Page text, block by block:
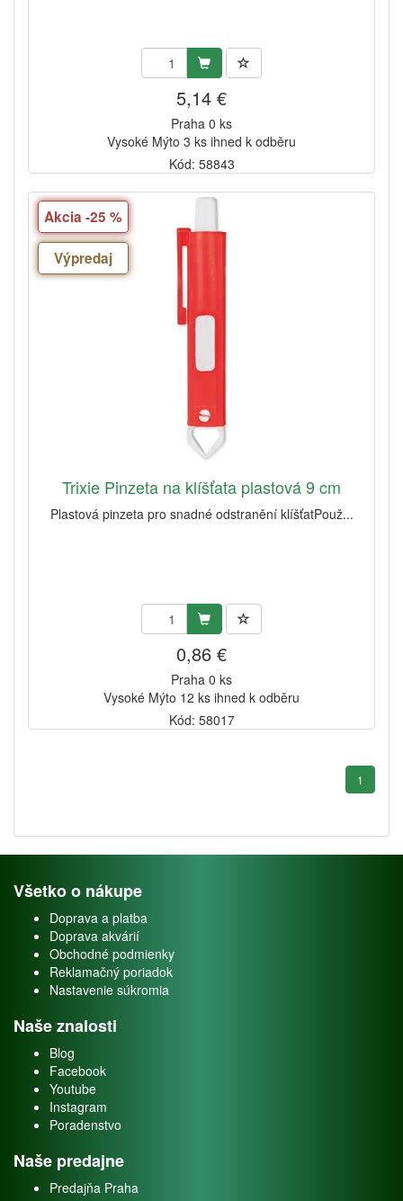
5,14 €
Praha 0 ks
Vysoké Mýto 3 ks ihned k odběru
Kód: 58843
Akcia -25 %
Výpredaj
Trixie Pinzeta na klíšťata plastová 9 cm
Plastová pinzeta pro snadné odstranění klíšťatPouž...
0,86 €
Praha 0 ks
Vysoké Mýto 12 ks ihned k odběru
Kód: 58017
1
Všetko o nákupe
Doprava a platba
Doprava akvárií
Obchodné podmienky
Reklamačný poriadok
Nastavenie súkromia
Naše znalosti
Blog
Facebook
Youtube
Instagram
Poradenstvo
Naše predajne
Predajňa Praha